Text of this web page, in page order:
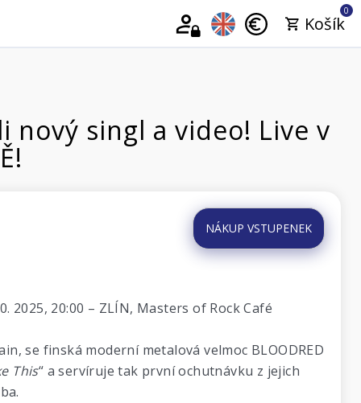
0
Košík
nový singl a video! Live v
NÁKUP VSTUPENEK
2025, 20:00 – ZLÍN, Masters of Rock Café
se finská moderní metalová velmoc BLOODRED
This“ a servíruje tak první ochutnávku z jejich